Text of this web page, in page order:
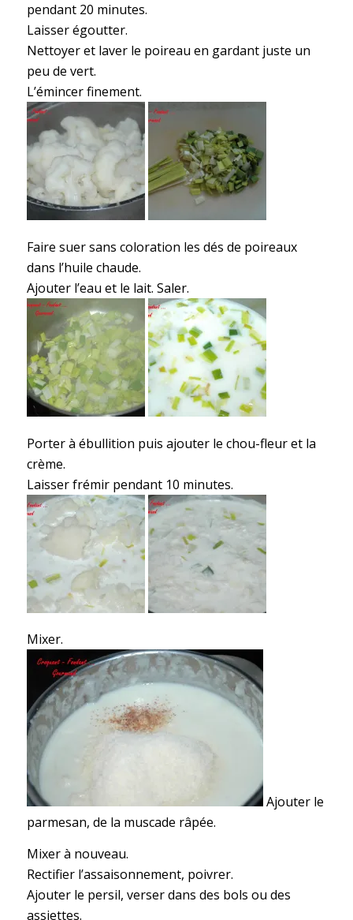
pendant 20 minutes.
Laisser égoutter.
Nettoyer et laver le poireau en gardant juste un
peu de vert.
L’émincer finement.
Faire suer sans coloration les dés de poireaux
dans l’huile chaude.
Ajouter l’eau et le lait. Saler.
Porter à ébullition puis ajouter le chou-fleur et la
crème.
Laisser frémir pendant 10 minutes.
Mixer.
Ajouter le
parmesan, de la muscade râpée.
Mixer à nouveau.
Rectifier l’assaisonnement, poivrer.
Ajouter le persil, verser dans des bols ou des
assiettes.